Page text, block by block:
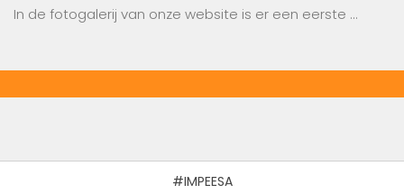
In de fotogalerij van onze website is er een eerste …
#IMPEESA